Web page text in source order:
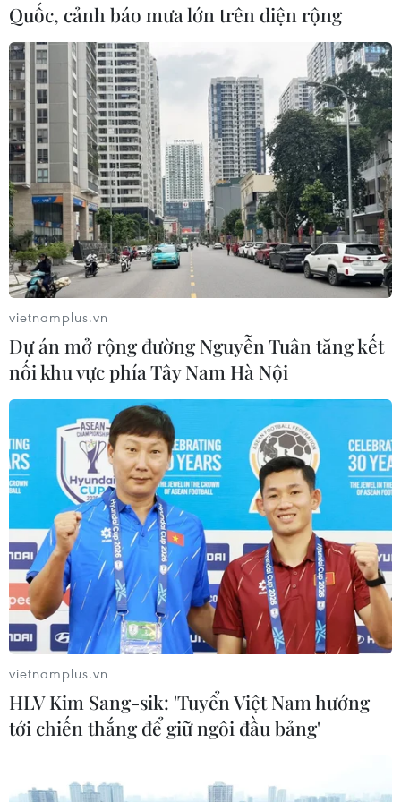
#Hoạt động tình nguyện
#Giao lưu quốc tế
Campuchia
Lào Malaysia
Theo dõi VietnamPlus
TIN CÙNG CHUYÊN MỤC
Hà Nội tăng tốc thi công
đường Vành đai 1 đoạn Hoàng Cầu-
Voi Phục
Khởi tố Chủ tịch Hội đồng quản trị,
Giám đốc Công ty cổ phần Mekolor
06/08/2026 16:06
Đồng Nai yêu cầu đẩy nhanh tiến độ
dự án kết nối vùng, sân bay Long
Thành
06/08/2026 16:05
Toàn cảnh vụ sai phạm điểm
06/08/2026 16:04
Quốc, cảnh báo mưa lớn trên diện rộng
vietnamplus.vn
Dự án mở rộng đường Nguyễn Tuân tăng kết
nối khu vực phía Tây Nam Hà Nội
vietnamplus.vn
HLV Kim Sang-sik: 'Tuyển Việt Nam hướng
tới chiến thắng để giữ ngôi đầu bảng'